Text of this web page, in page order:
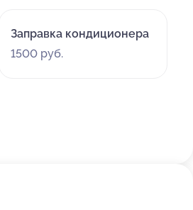
Заправка кондиционера
1500 руб.